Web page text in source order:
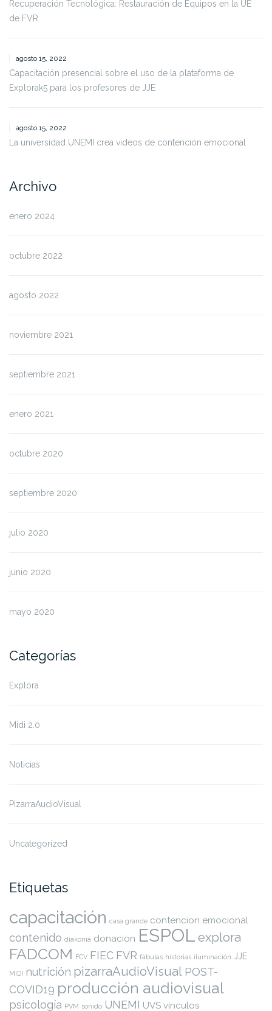
Recuperación Tecnológica: Restauración de Equipos en la UE
de FVR
agosto 15, 2022
Capacitación presencial sobre el uso de la plataforma de
Explorak5 para los profesores de JJE
agosto 15, 2022
La universidad UNEMI crea videos de contención emocional
Archivo
enero 2024
octubre 2022
agosto 2022
noviembre 2021
septiembre 2021
enero 2021
octubre 2020
septiembre 2020
julio 2020
junio 2020
mayo 2020
Categorías
Explora
Midi 2.0
Noticias
PizarraAudioVisual
Uncategorized
Etiquetas
capacitación casa grande contencion emocional
contenido diakonia donacion ESPOL explora
FADCOM FCV FIEC FVR fábulas historias iluminación JJE
MIDI nutrición pizarraAudioVisual POST-
COVID19 producción audiovisual
psicología PVM sonido UNEMI UVS vínculos